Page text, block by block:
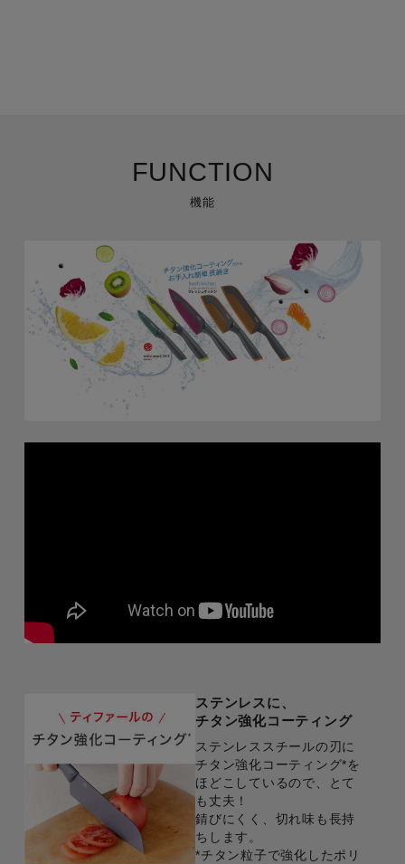
機能
FUNCTION
ステンレスに、
チタン強化コーティング
ステンレススチールの刃に
チタン強化コーティング*を
ほどこしているので、とて
も丈夫！
錆びにくく、切れ味も長持
ちします。
*チタン粒子で強化したポリ